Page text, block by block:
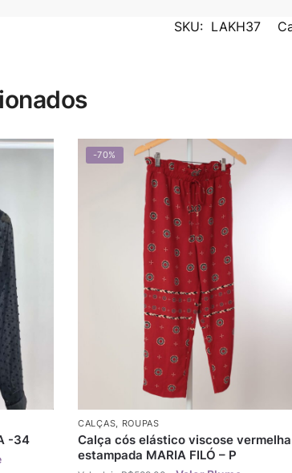
SKU: LAKH37
-34
-70%
CALÇAS ROUPAS
Calça cós elástico viscose vermelha
estampada MARIA FILÓ – P